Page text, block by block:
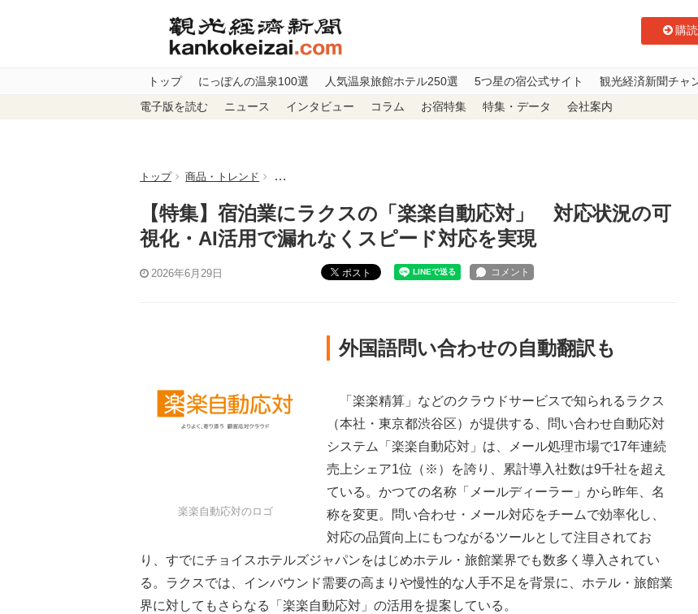
購
トップ にっぽんの温泉100選 人気温泉旅館ホテル250選 5つ星の宿公式サイト 観光経済新聞チャ
電子版を読む ニュース インタビュー コラム お宿特集 特集・データ 会社案内
トップ 商品・トレンド 【特集】宿泊業にラクスの「楽楽自動応対」 対応状況の可視化・AI活用で漏れなくスピ
【特集】宿泊業にラクスの「楽楽自動応対」 対応状況の可
視化・AI活用で漏れなくスピード対応を実現
2026年6月29日 ポスト
楽楽自動応対のロゴ
外国語問い合わせの自動翻訳も
「楽楽精算」などのクラウドサービスで知られるラクス
（本社・東京都渋谷区）が提供する、問い合わせ自動応対
システム「楽楽自動応対」は、メール処理市場で17年連続
売上シェア1位（※）を誇り、累計導入社数は9千社を超え
ている。かつての名称「メールディーラー」から昨年、名
称を変更。問い合わせ・メール対応をチームで効率化し、
対応の品質向上にもつながるツールとして注目されてお
り、すでにチョイスホテルズジャパンをはじめホテル・旅館業界でも数多く導入されてい
る。ラクスでは、インバウンド需要の高まりや慢性的な人手不足を背景に、ホテル・旅館業
界に対してもさらなる「楽楽自動応対」の活用を提案している。